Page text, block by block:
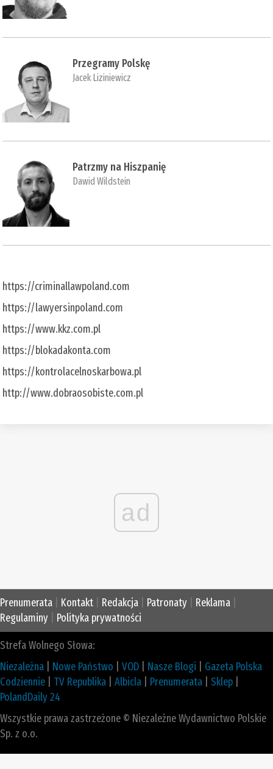
Przegramy Polskę
Jacek Liziniewicz
Patrzmy na Hiszpanię
Dawid Wildstein
https://criminallawpoland.com
https://lawyersinpoland.com
https://www.kkz.com.pl
https://blokadakonta.com
https://kontrolacelnoskarbowa.pl
http://www.dobraosobiste.com.pl
ad
Prenumerata Kontakt Redakcja Patronaty Reklama
Regulaminy
Polityka prywatności
Strefa Wolnego Słowa:
Niezależna
Nowe Państwo VOD Nasze Blogi
Gazeta Polska
Codziennie
TV Republika Albicla Prenumerata Sklep
PolandDaily 24
Wszystkie prawa zastrzeżone © Niezależne Wydawnictwo Polskie
Sp. z o.o.